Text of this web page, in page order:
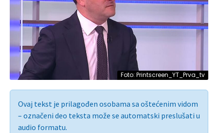
Foto: Printscreen_YT_Prva_tv
Ovaj tekst je prilagođen osobama sa oštećenim vidom
– označeni deo teksta može se automatski preslušati u
audio formatu.